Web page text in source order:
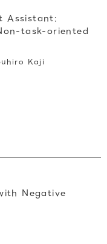
Assistant:
task-oriented
Kaji
Negative